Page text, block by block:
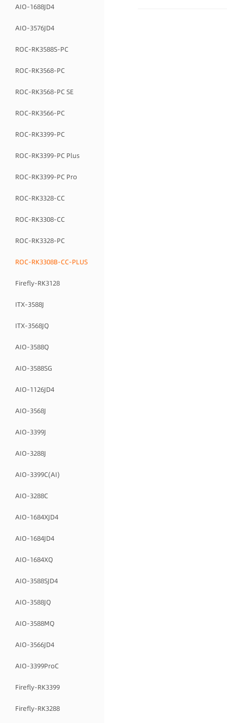
AIO-1688JD4
AIO-3576JD4
ROC-RK3588S-PC
ROC-RK3568-PC
ROC-RK3568-PC SE
ROC-RK3566-PC
ROC-RK3399-PC
ROC-RK3399-PC Plus
ROC-RK3399-PC Pro
ROC-RK3328-CC
ROC-RK3308-CC
ROC-RK3328-PC
ROC-RK3308B-CC-PLUS
Firefly-RK3128
ITX-3588J
ITX-3568JQ
AIO-3588Q
AIO-3588SG
AIO-1126JD4
AIO-3568J
AIO-3399J
AIO-3288J
AIO-3399C(AI)
AIO-3288C
AIO-1684XJD4
AIO-1684JD4
AIO-1684XQ
AIO-3588SJD4
AIO-3588JQ
AIO-3588MQ
AIO-3566JD4
AIO-3399ProC
Firefly-RK3399
Firefly-RK3288